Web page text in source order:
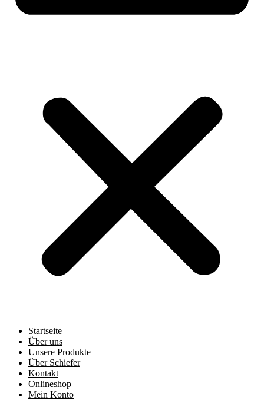
Startseite
Über uns
Unsere Produkte
Über Schiefer
Kontakt
Onlineshop
Mein Konto